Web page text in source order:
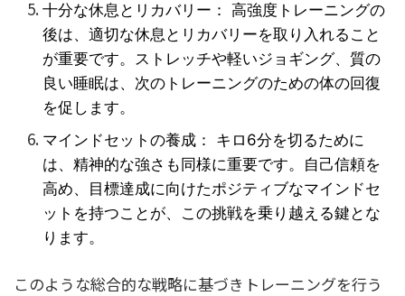
十分な休息とリカバリー： 高強度トレーニングの
後は、適切な休息とリカバリーを取り入れること
が重要です。ストレッチや軽いジョギング、質の
良い睡眠は、次のトレーニングのための体の回復
を促します。
マインドセットの養成： キロ6分を切るために
は、精神的な強さも同様に重要です。自己信頼を
高め、目標達成に向けたポジティブなマインドセ
ットを持つことが、この挑戦を乗り越える鍵とな
ります。
このような総合的な戦略に基づきトレーニングを行う